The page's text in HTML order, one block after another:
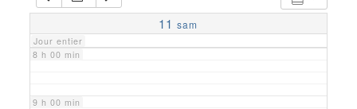
11 sam
Jour entier
7 h 00 min
8 h 00 min
9 h 00 min